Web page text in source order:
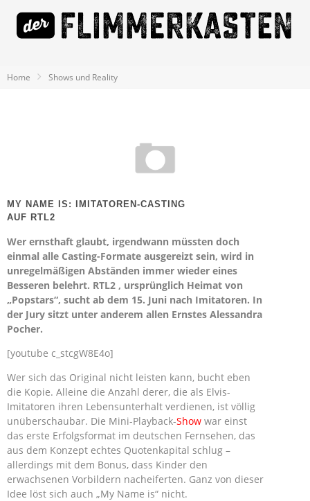
Home Shows und Reality
MY NAME IS: IMITATOREN-CASTING
AUF RTL2
Wer ernsthaft glaubt, irgendwann müssten doch
einmal alle Casting-Formate ausgereizt sein, wird in
unregelmäßigen Abständen immer wieder eines
Besseren belehrt. RTL2 , ursprünglich Heimat von
„Popstars“, sucht ab dem 15. Juni nach Imitatoren. In
der Jury sitzt unter anderem allen Ernstes Alessandra
Pocher.
[youtube c_stcgW8E4o]
Wer sich das Original nicht leisten kann, bucht eben
die Kopie. Alleine die Anzahl derer, die als Elvis-
Imitatoren ihren Lebensunterhalt verdienen, ist völlig
unüberschaubar. Die Mini-Playback-Show war einst
das erste Erfolgsformat im deutschen Fernsehen, das
aus dem Konzept echtes Quotenkapital schlug –
allerdings mit dem Bonus, dass Kinder den
erwachsenen Vorbildern nacheiferten. Ganz von dieser
Idee löst sich auch „My Name is“ nicht.